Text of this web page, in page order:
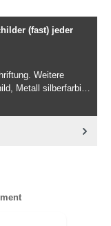
(fast) jeder
Weitere
Metall silberfarbi…